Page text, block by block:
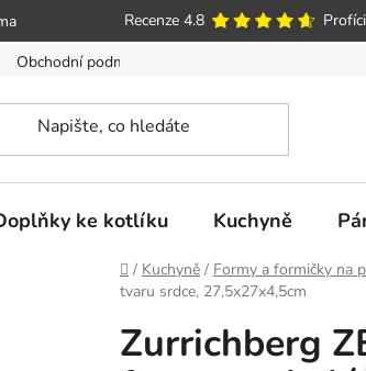
Recenze 4.8
Obchodní podmínky Poučení o právu
ke kotlíku Kuchyně
Domů
/ Kuchyně / Formy a formičky na
tvaru srdce, 27,5x27x4,5cm
Zurrichberg